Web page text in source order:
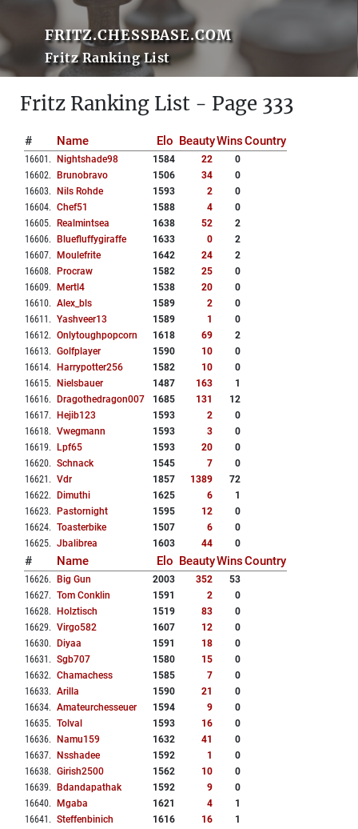
FRITZ.CHESSBASE.COM
Fritz Ranking List
Fritz Ranking List - Page 333
# Name Elo BeautyWinsCountry
16601 . Nightshade98 1584 22
0
16602. Brunobravo 1506 34
0
16603. Nils Rohde 1593 2
0
16604. Chef51 1588 4
0
16605. Realmintsea 1638 52
2
16606. Bluefluffygiraffe 1633 0
2
16607. Moulefrite 1642 24
2
16608. Procraw 1582 25
0
16609. Mertl4 1538 20
0
16610. Alex_bls 1589 2
0
16611 . Yashveer13 1589 1
0
16612. Onlytoughpopcorn 1618 69
2
16613. Golfplayer 1590 10
0
16614. Harrypotter256 1582 10
0
16615. Nielsbauer 1487 163
1
16616. Dragothedragon007 1685 131
12
16617. Hejib123 1593 2
0
16618. Vwegmann 1593 3
0
16619. Lpf65 1593 20
0
16620. Schnack 1545 7
0
16621 . Vdr 1857 1389
72
16622. Dimuthi 1625 6
1
16623. Pastornight 1595 12
0
16624. Toasterbike 1507 6
0
16625. Jbalibrea 1603 44 0
# Name Elo BeautyWinsCountry
16626. Big Gun 2003 352
53
16627. Tom Conklin 1591 2
0
16628. Holztisch 1519 83
0
16629. Virgo582 1607 12
0
16630. Diyaa 1591 18
0
16631 . Sgb707 1580 15
0
16632. Chamachess 1585 7
0
16633. Arilla 1590 21
0
16634. Amateurchesseuer 1594 9
0
16635. Tolval 1593 16
0
16636. Namu159 1632 41
0
16637. Nsshadee 1592 1
0
16638. Girish2500 1562 10
0
16639. Bdandapathak 1592 9
0
16640. Mgaba 1621 4
1
16641 . Steffenbinich 1616 16
1